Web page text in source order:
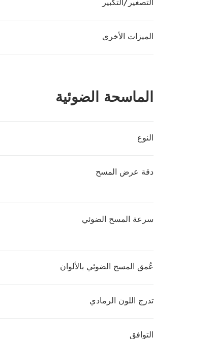
التصغير/‏التكبير
الميزات الأخرى
الماسحة الضوئية
النوع
دقة عرض المسح
سرعة المسح الضوئي
عُمق المسح الضوئي بالألوان
تدرج اللون الرمادي
التوافق